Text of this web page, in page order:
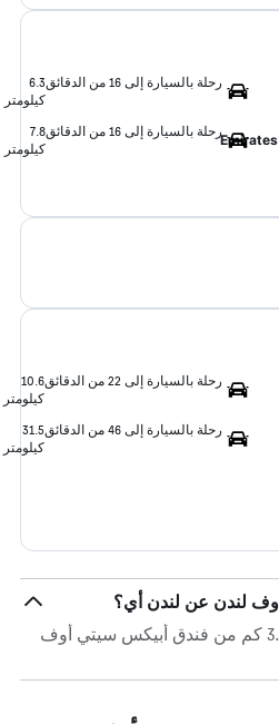
رحلة بالسيارة إلى 16 من الدقائق
6.3
كيلومتر
رحلة بالسيارة إلى 16 من الدقائق
7.8
كيلومتر
رحلة بالسيارة إلى 22 من الدقائق
10.6
كيلومتر
رحلة بالسيارة إلى 46 من الدقائق
31.5
كيلومتر
لندن عن لندن أي؟
لندن أي في لندن على بعد 3.8 كم من فندق أبيكس سيتي أوف